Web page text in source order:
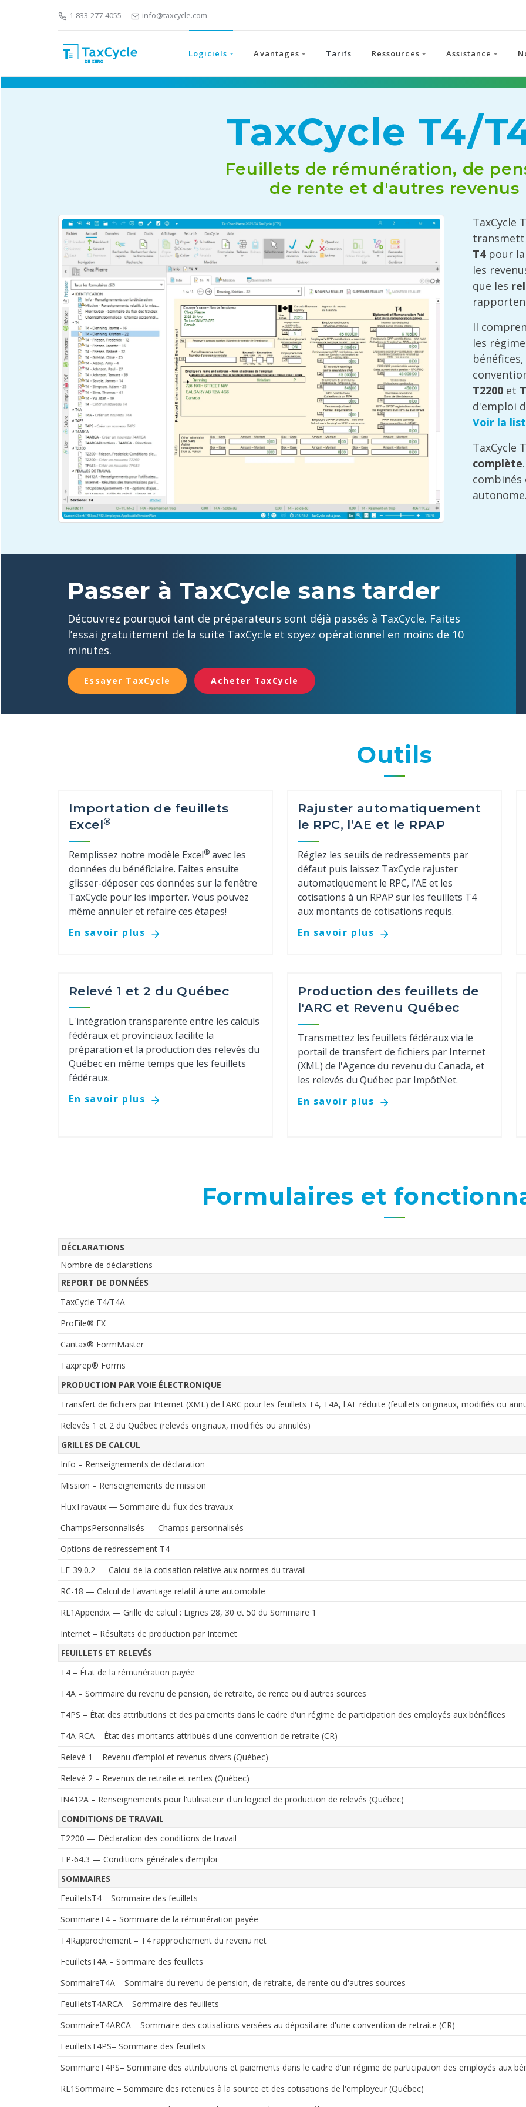
1-833-277-4055 info@taxcycle.com
Logiciels Avantages Tarifs Ressources Assistance
TaxCycle T4/
Feuillets de rémunération, de
de rente et d'autres revenus
TaxCycle
T4pour la
les
que les
Il
les
T2200 et
d'emploi
Voir la
TaxCycle
complète
Passer à TaxCycle sans tarder
Découvrez pourquoi tant de préparateurs sont déjà passés à TaxCycle. Faites
l’essai gratuitement de la suite TaxCycle et soyez opérationnel en moins de 10
minutes.
Essayer TaxCycle Acheter TaxCycle
Outils
Importation de feuillets
Excel®
Remplissez notre modèle Excel®avec les
données du bénéficiaire. Faites ensuite
glisser-déposer ces données sur la fenêtre
TaxCycle pour les importer. Vous pouvez
même annuler et refaire ces étapes!
En savoir plus
Rajuster automatiquement
le RPC, l’AE et le RPAP
Réglez les seuils de redressements par
défaut puis laissez TaxCycle rajuster
automatiquement le RPC, l’AE et les
cotisations à un RPAP sur les feuillets T4
aux montants de cotisations requis.
En savoir plus
Relevé 1 et 2 du Québec
L'intégration transparente entre les calculs
fédéraux et provinciaux facilite la
préparation et la production des relevés du
Québec en même temps que les feuillets
fédéraux.
En savoir plus
Production des feuillets de
l'ARC et Revenu Québec
Transmettez les feuillets fédéraux via le
portail de transfert de fichiers par Internet
(XML) de l'Agence du revenu du Canada, et
les relevés du Québec par ImpôtNet.
En savoir plus
Formulaires et
DÉCLARATIONS
Nombre de déclarations
REPORT DE DONNÉES
TaxCycle T4/T4A
ProFile® FX
Cantax® FormMaster
Taxprep® Forms
PRODUCTION PAR VOIE ÉLECTRONIQUE
Transfert de fichiers par Internet (XML) de l'ARC pour les feuillets T4, T4A, l'AE réduite (feuillets originaux, modifiés ou
Relevés 1 et 2 du Québec (relevés originaux, modifiés ou annulés)
GRILLES DE CALCUL
Info – Renseignements de déclaration
Mission – Renseignements de mission
FluxTravaux — Sommaire du flux des travaux
ChampsPersonnalisés — Champs personnalisés
Options de redressement T4
LE-39.0.2 — Calcul de la cotisation relative aux normes du travail
RC-18 — Calcul de l'avantage relatif à une automobile
RL1Appendix — Grille de calcul : Lignes 28, 30 et 50 du Sommaire 1
Internet – Résultats de production par Internet
FEUILLETS ET RELEVÉS
T4 – État de la rémunération payée
T4A – Sommaire du revenu de pension, de retraite, de rente ou d'autres sources
T4PS – État des attributions et des paiements dans le cadre d'un régime de participation des employés aux bénéfices
T4A-RCA – État des montants attribués d'une convention de retraite (CR)
Relevé 1 – Revenu d’emploi et revenus divers (Québec)
Relevé 2 – Revenus de retraite et rentes (Québec)
IN412A – Renseignements pour l'utilisateur d'un logiciel de production de relevés (Québec)
CONDITIONS DE TRAVAIL
T2200 — Déclaration des conditions de travail
TP-64.3 — Conditions générales d’emploi
SOMMAIRES
FeuilletsT4 – Sommaire des feuillets
SommaireT4 – Sommaire de la rémunération payée
T4Rapprochement – T4 rapprochement du revenu net
FeuilletsT4A – Sommaire des feuillets
SommaireT4A – Sommaire du revenu de pension, de retraite, de rente ou d'autres sources
FeuilletsT4ARCA – Sommaire des feuillets
SommaireT4ARCA – Sommaire des cotisations versées au dépositaire d'une convention de retraite (CR)
FeuilletsT4PS– Sommaire des feuillets
SommaireT4PS– Sommaire des attributions et paiements dans le cadre d'un régime de participation des employés aux
RL1Sommaire – Sommaire des retenues à la source et des cotisations de l'employeur (Québec)